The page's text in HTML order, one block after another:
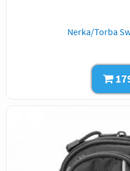
Nerka/Torba